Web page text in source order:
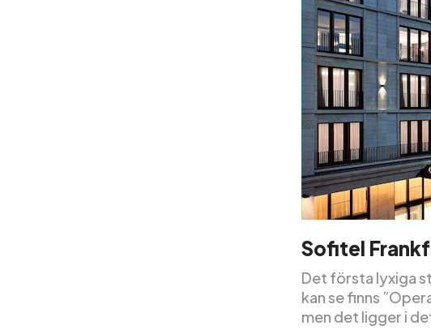
Sofitel
Det första lyxiga
kan se finns
men det ligger i